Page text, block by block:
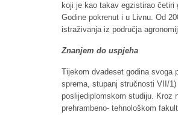
koji je kao takav egzistirao
Godine pokrenut i u Livnu. Od
istraživanja iz područja
Znanjem do uspjeha
Tijekom dvadeset godina svoga
sprema, stupanj stručnosti VII/
poslijediplomskom studiju. Kroz
prehrambeno- tehnološkom